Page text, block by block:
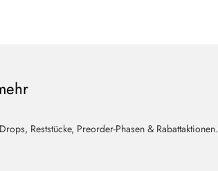
Reststücke, Preorder-Phasen & Rabattaktionen.